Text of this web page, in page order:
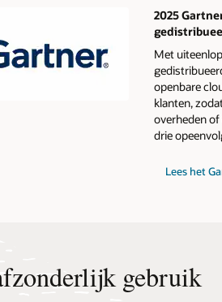
2025
Met
openbare
klanten,
overheden
drie
Lees het
Infrastructure
gebruik